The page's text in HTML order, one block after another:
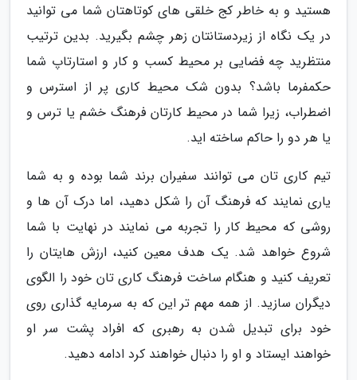
هستید و به خاطر کج خلقی های کوتاهتان شما می توانید
در یک نگاه از زیردستانتان زهر چشم بگیرید. بدین ترتیب
منتظرید چه فضایی بر محیط کسب و کار و استارتاپ شما
حکمفرما باشد؟ بدون شک محیط کاری پر از استرس و
اضطراب، زیرا شما در محیط کارتان فرهنگ خشم یا ترس و
یا هر دو را حاکم ساخته اید.
تیم کاری تان می توانند سفیران برند شما بوده و به شما
یاری نمایند که فرهنگ آن را شکل دهید، اما درک آن ها و
روشی که محیط کار را تجربه می نمایند در نهایت با شما
شروع خواهد شد. یک هدف معین کنید، ارزش هایتان را
تعریف کنید و هنگام ساخت فرهنگ کاری تان خود را الگوی
دیگران سازید. از همه مهم تر این که به سرمایه گذاری روی
خود برای تبدیل شدن به رهبری که افراد پشت سر او
خواهند ایستاد و او را دنبال خواهند کرد ادامه دهید.